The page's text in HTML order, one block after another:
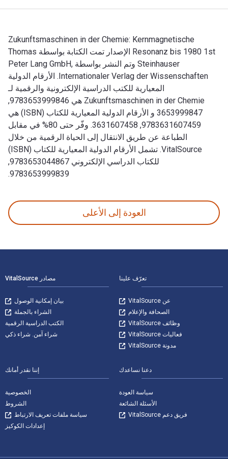
Zukunftsmaschinen in der Chemie: Kernmagnetische
Resonanz bis 1980 1st الإصدار تمت الكتابة بواسطة Thomas
Steinhauser وتم النشر بواسطة Peter Lang GmbH,
Internationaler Verlag der Wissenschaften. الأرقام الدولية
المعيارية للكتب الدراسية الإلكترونية والرقمية لـ
Zukunftsmaschinen in der Chemie هي 9783653999846,
3653999847 و الأرقام الدولية المعيارية للكتاب (ISBN) هي
9783631607459, 3631607458. وفّر حتى 80% في مقابل
الطباعة عن طريق الانتقال إلى الحياة الرقمية من خلال
VitalSource. تشمل الأرقام الدولية المعيارية للكتاب (ISBN)
للكتاب الدراسي الإلكتروني 9783653044867,
9783653999839.
العودة إلى الأعلى
تعرّف علينا
عن VitalSource
الصحافة والإعلام
وظائف VitalSource
فعاليات VitalSource
مدونة VitalSource
مصادر VitalSource
بيان إمكانية الوصول
الشراء بالجملة
الكتب الدراسية الرقمية
شراء آمن. شراء ذكي
دعنا نساعدك
سياسة العودة
الأسئلة الشائعة
فريق دعم VitalSource
إننا نقدر أمانك
الخصوصية
الشروط
سياسة ملفات تعريف الارتباط
إعدادات الكوكيز